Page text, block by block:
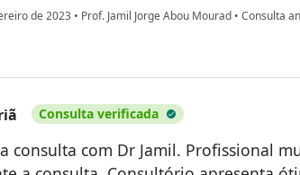
de 2023 • Prof. Jamil Jorge Abou Mourad • Consulta
Consulta verificada
consulta com Dr Jamil. Profissional